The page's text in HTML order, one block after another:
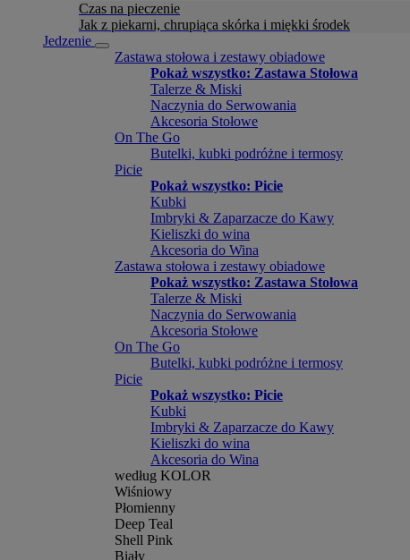
Czas na pieczenie
Jak z piekarni, chrupiąca skórka i miękki środek
Jedzenie
Zastawa stołowa i zestawy obiadowe
Pokaż wszystko: Zastawa Stołowa
Talerze & Miski
Naczynia do Serwowania
Akcesoria Stołowe
On The Go
Butelki, kubki podróżne i termosy
Picie
Pokaż wszystko: Picie
Kubki
Imbryki & Zaparzacze do Kawy
Kieliszki do wina
Akcesoria do Wina
Zastawa stołowa i zestawy obiadowe
Pokaż wszystko: Zastawa Stołowa
Talerze & Miski
Naczynia do Serwowania
Akcesoria Stołowe
On The Go
Butelki, kubki podróżne i termosy
Picie
Pokaż wszystko: Picie
Kubki
Imbryki & Zaparzacze do Kawy
Kieliszki do wina
Akcesoria do Wina
według KOLOR
Wiśniowy
Płomienny
Deep Teal
Shell Pink
Biały